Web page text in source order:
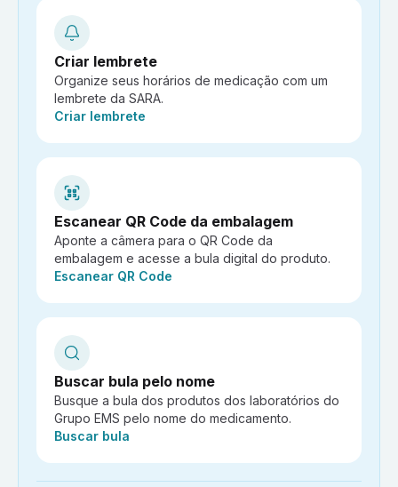
Criar lembrete
Organize seus horários de medicação com um
lembrete da SARA.
Ação:
Criar lembrete
Escanear QR Code da embalagem
Aponte a câmera para o QR Code da
embalagem e acesse a bula digital do produto.
Ação:
Escanear QR Code
Buscar bula pelo nome
Busque a bula dos produtos dos laboratórios do
Grupo EMS pelo nome do medicamento.
Ação:
Buscar bula